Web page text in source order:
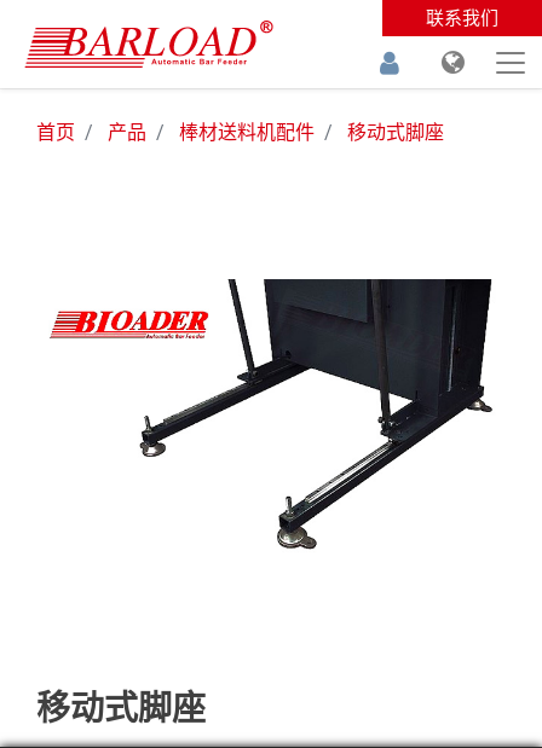
联系我们
首页 产品 棒材送料机配件 移动式脚座
移动式脚座